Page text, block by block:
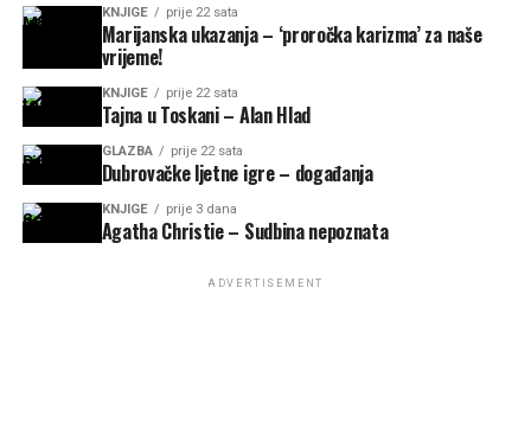
KNJIGE prije 22 sata
Marijanska ukazanja – ‘proročka karizma’ za naše
vrijeme!
KNJIGE prije 22 sata
Tajna u Toskani – Alan Hlad
GLAZBA prije 22 sata
Dubrovačke ljetne igre – događanja
KNJIGE prije 3 dana
Agatha Christie – Sudbina nepoznata
ADVERTISEMENT